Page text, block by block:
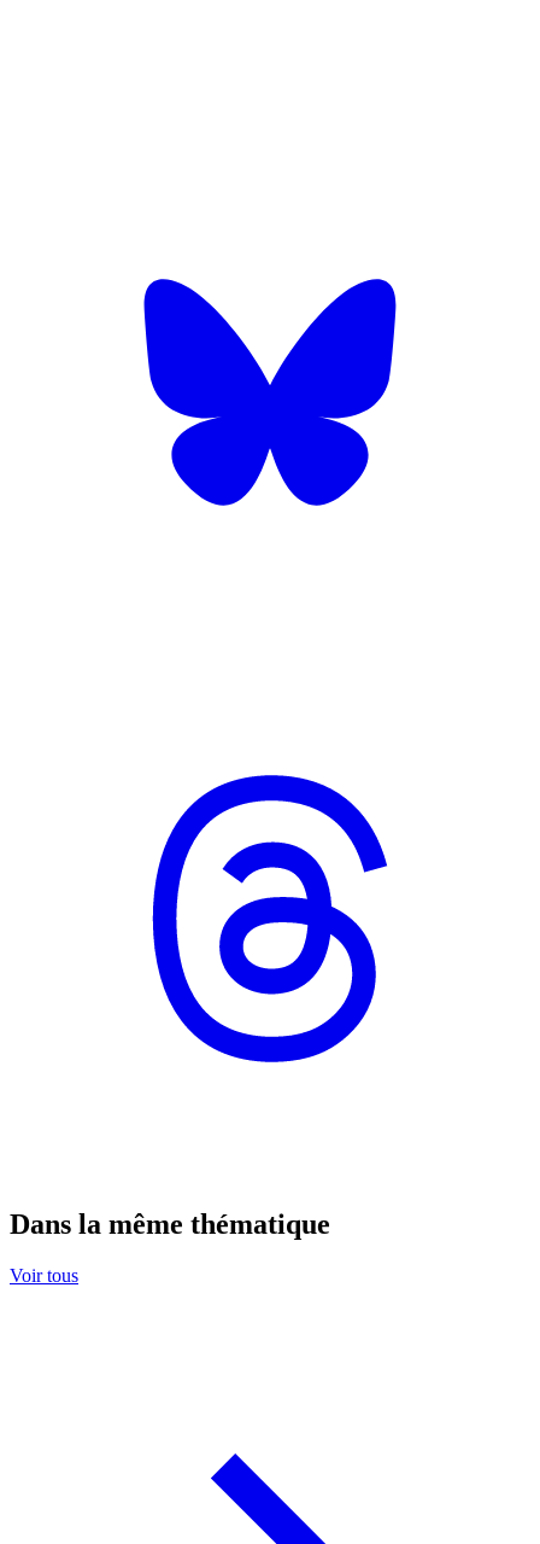
Dans la même thématique
Voir tous